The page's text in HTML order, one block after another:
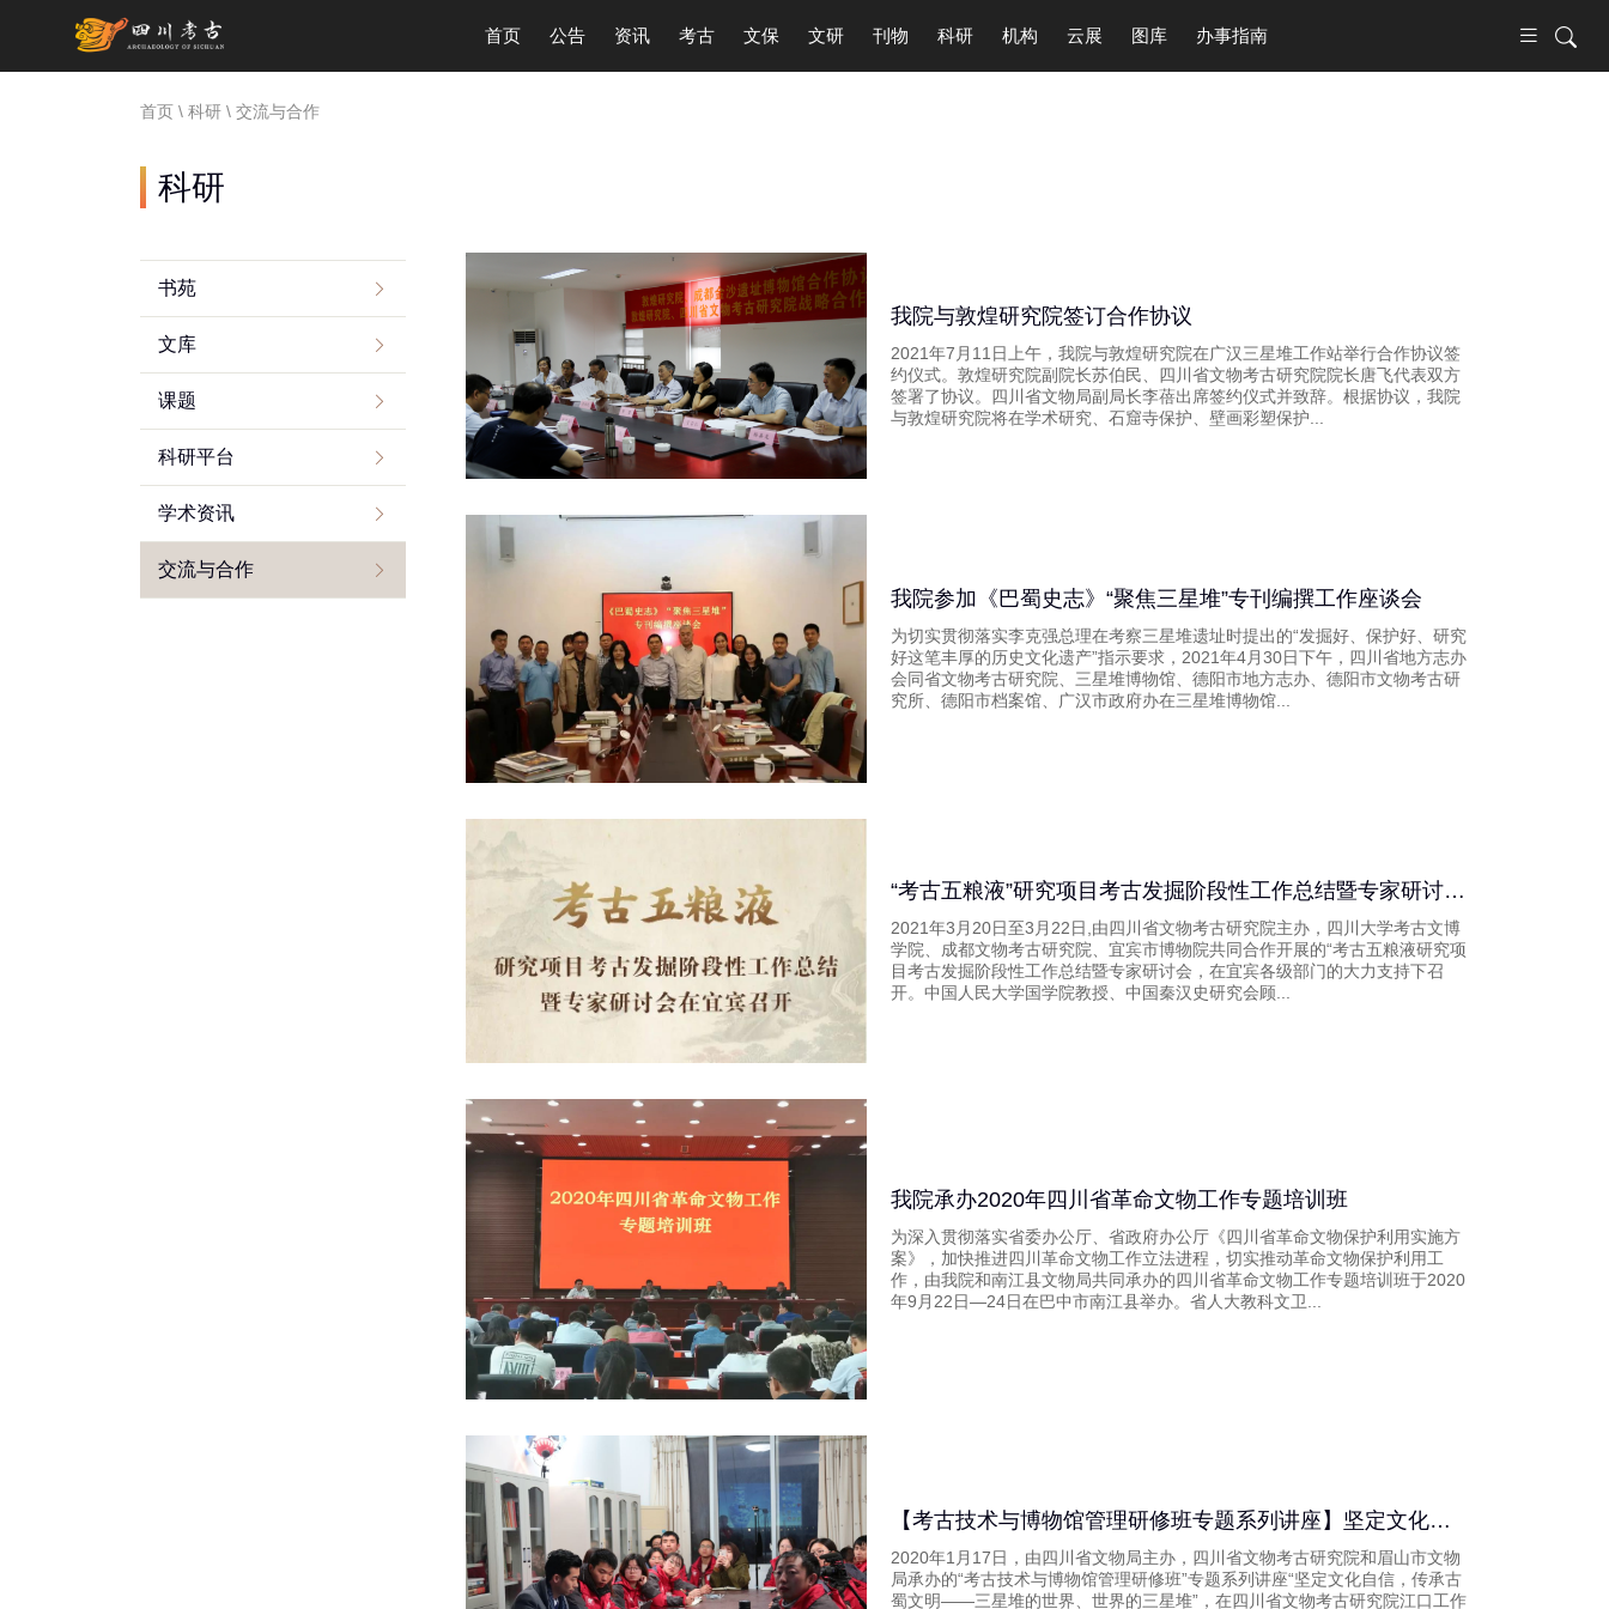
首页 公告 资讯 考古 文保 文研 刊物 科研 机构 云展 图库 办事指南
首页 \ 科研 \ 交流与合作
科研
书苑
文库
课题
科研平台
学术资讯
交流与合作
我院与敦煌研究院签订合作协议
2021年7月11日上午，我院与敦煌研究院在广汉三星堆工作站举行合作协议签
约仪式。敦煌研究院副院长苏伯民、四川省文物考古研究院院长唐飞代表双方
签署了协议。四川省文物局副局长李蓓出席签约仪式并致辞。根据协议，我院
与敦煌研究院将在学术研究、石窟寺保护、壁画彩塑保护...
我院参加《巴蜀史志》“聚焦三星堆”专刊编撰工作座谈会
为切实贯彻落实李克强总理在考察三星堆遗址时提出的“发掘好、保护好、研究
好这笔丰厚的历史文化遗产”指示要求，2021年4月30日下午，四川省地方志办
会同省文物考古研究院、三星堆博物馆、德阳市地方志办、德阳市文物考古研
究所、德阳市档案馆、广汉市政府办在三星堆博物馆...
“考古五粮液”研究项目考古发掘阶段性工作总结暨专家研讨会在宜宾召开
2021年3月20日至3月22日,由四川省文物考古研究院主办，四川大学考古文博
学院、成都文物考古研究院、宜宾市博物院共同合作开展的“考古五粮液研究项
目考古发掘阶段性工作总结暨专家研讨会，在宜宾各级部门的大力支持下召
开。中国人民大学国学院教授、中国秦汉史研究会顾...
我院承办2020年四川省革命文物工作专题培训班
为深入贯彻落实省委办公厅、省政府办公厅《四川省革命文物保护利用实施方
案》，加快推进四川革命文物工作立法进程，切实推动革命文物保护利用工
作，由我院和南江县文物局共同承办的四川省革命文物工作专题培训班于2020
年9月22日—24日在巴中市南江县举办。省人大教科文卫...
【考古技术与博物馆管理研修班专题系列讲座】坚定文化自信，传承古蜀文明 三星堆的世界、世界的三星堆——课程纪要
2020年1月17日，由四川省文物局主办，四川省文物考古研究院和眉山市文物
局承办的“考古技术与博物馆管理研修班”专题系列讲座“坚定文化自信，传承古
蜀文明——三星堆的世界、世界的三星堆”，在四川省文物考古研究院江口工作